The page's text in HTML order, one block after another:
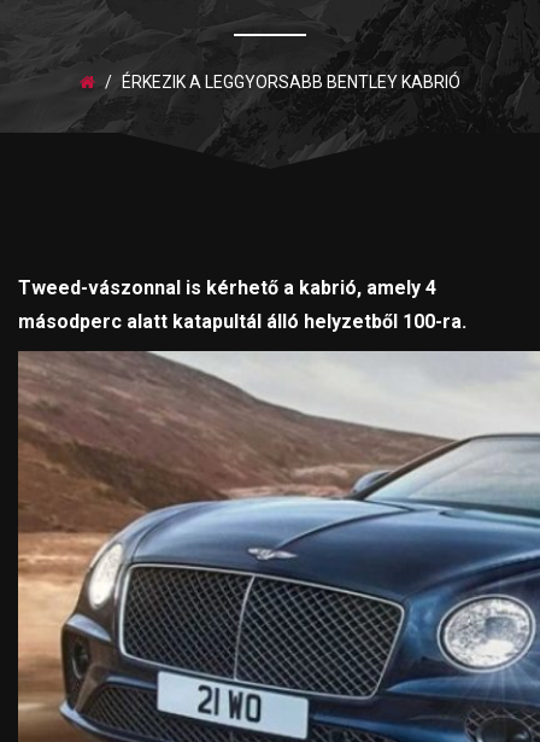
ÉRKEZIK A LEGGYORSABB BENTLEY KABRIÓ
Tweed-vászonnal is kérhető a kabrió, amely 4
másodperc alatt katapultál álló helyzetből 100-ra.